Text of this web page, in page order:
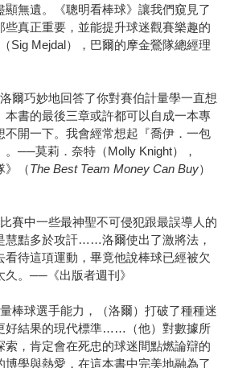
顯無遺。《聰明看棒球》讓我們窺見了
些真正重要，並能提升球迷觀賽樂趣的
Sig Mejdal），巴爾的摩金鶯隊總經理
爾巧妙地回答了你對賽伯計量學一直想
本書的最後三章或許都可以自成一本專
不開一下。我會經常想起『喬伊．一包
──莫莉．奈特（Molly Knight），
》（The Best Team Money Can Buy）
賽中一些最神聖不可侵犯跟最誤導人的
黠多於攻訐……洛爾使出了激將法，
待這項運動，畢竟他說棒球已經被欠
。──《出版者週刊》
棒球選手能力，（洛爾）打破了種種迷
好結果的現代標準……（他）對數據所
索，肯定會在死忠的球迷間點燃論辯的
學與熱愛，在這本書中完美地融為了